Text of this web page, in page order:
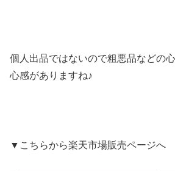
個人出品ではないので粗悪品などの
心感がありますね♪
▼こちらから楽天市場販売ページへ